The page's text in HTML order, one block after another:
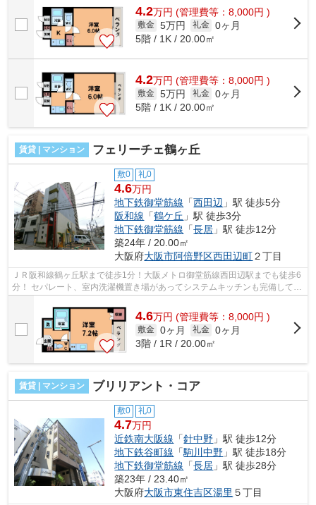
4.2万円 (管理費等：8,000円 )
敷金 5万円 礼金 0ヶ月
5階 / 1K / 20.00㎡
4.2万円 (管理費等：8,000円 )
敷金 5万円 礼金 0ヶ月
5階 / 1K / 20.00㎡
賃貸 | マンション フェリーチェ鶴ヶ丘
敷0 礼0
4.6万円
地下鉄御堂筋線 「西田辺 」駅 徒歩5分
阪和線 「鶴ケ丘 」駅 徒歩3分
地下鉄御堂筋線 「長居 」駅 徒歩12分
築24年 / 20.00㎡
大阪府大阪市阿倍野区西田辺町２丁目
ＪＲ阪和線鶴ヶ丘駅まで徒歩1分！大阪メトロ御堂筋線西田辺駅までも徒歩6
分！ セパレート、室内洗濯機置き場があってシステムキッチンも完備してま
4.6万円 (管理費等：8,000円 )
敷金 0ヶ月 礼金 0ヶ月
3階 / 1R / 20.00㎡
賃貸 | マンション ブリリアント・コア
敷0 礼0
4.7万円
近鉄南大阪線 「針中野 」駅 徒歩12分
地下鉄谷町線 「駒川中野 」駅 徒歩18分
地下鉄御堂筋線 「長居 」駅 徒歩28分
築23年 / 23.40㎡
大阪府大阪市東住吉区湯里 ５丁目